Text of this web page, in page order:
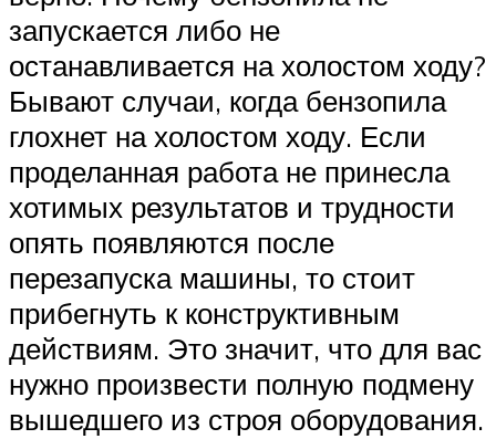
запускается либо не
останавливается на холостом ходу?
Бывают случаи, когда бензопила
глохнет на холостом ходу. Если
проделанная работа не принесла
хотимых результатов и трудности
опять появляются после
перезапуска машины, то стоит
прибегнуть к конструктивным
действиям. Это значит, что для вас
нужно произвести полную подмену
вышедшего из строя оборудования.